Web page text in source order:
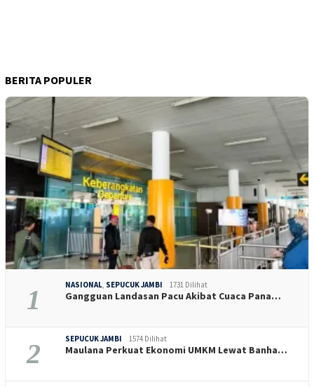
BERITA POPULER
1 NASIONAL, SEPUCUK JAMBI 1731 Dilihat
Gangguan Landasan Pacu Akibat Cuaca Pana…
2 SEPUCUK JAMBI 1574 Dilihat
Maulana Perkuat Ekonomi UMKM Lewat Banha…